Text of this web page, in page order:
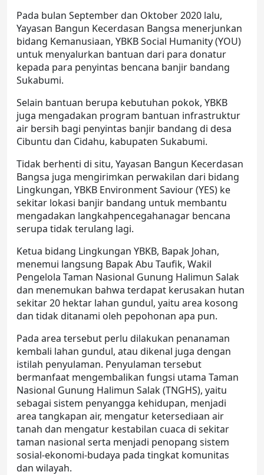
Pada bulan September dan Oktober 2020 lalu,
Yayasan Bangun Kecerdasan Bangsa menerjunkan
bidang Kemanusiaan, YBKB Social Humanity (YOU)
untuk menyalurkan bantuan dari para donatur
kepada para penyintas bencana banjir bandang
Sukabumi.
Selain bantuan berupa kebutuhan pokok, YBKB
juga mengadakan program bantuan infrastruktur
air bersih bagi penyintas banjir bandang di desa
Cibuntu dan Cidahu, kabupaten Sukabumi.
Tidak berhenti di situ, Yayasan Bangun Kecerdasan
Bangsa juga mengirimkan perwakilan dari bidang
Lingkungan, YBKB Environment Saviour (YES) ke
sekitar lokasi banjir bandang untuk membantu
mengadakan langkahpencegahanagar bencana
serupa tidak terulang lagi.
Ketua bidang Lingkungan YBKB, Bapak Johan,
menemui langsung Bapak Abu Taufik, Wakil
Pengelola Taman Nasional Gunung Halimun Salak
dan menemukan bahwa terdapat kerusakan hutan
sekitar 20 hektar lahan gundul, yaitu area kosong
dan tidak ditanami oleh pepohonan apa pun.
Pada area tersebut perlu dilakukan penanaman
kembali lahan gundul, atau dikenal juga dengan
istilah penyulaman. Penyulaman tersebut
bermanfaat mengembalikan fungsi utama Taman
Nasional Gunung Halimun Salak (TNGHS), yaitu
sebagai sistem penyangga kehidupan, menjadi
area tangkapan air, mengatur ketersediaan air
tanah dan mengatur kestabilan cuaca di sekitar
taman nasional serta menjadi penopang sistem
sosial-ekonomi-budaya pada tingkat komunitas
dan wilayah.